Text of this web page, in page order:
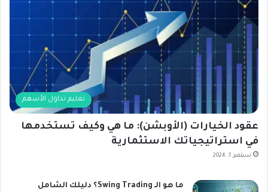
تعليم تداول الأسهم
عقود الخيارات (الأوبشن): ما هي وكيف تستخدمها
في استراتيجياتك الاستثمارية
سبتمبر 1, 2024
ما هو الـ Swing Trading؟ دليلك الشامل